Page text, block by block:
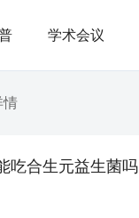
学术会议
情
吃合生元益生菌吗